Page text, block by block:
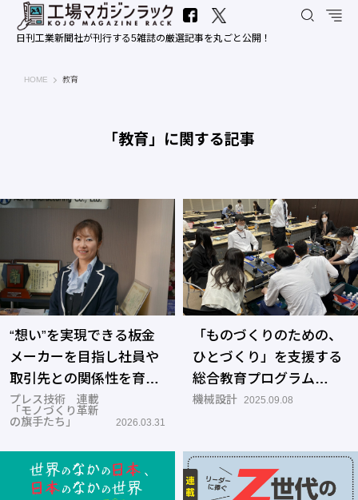
日刊工業新聞社が刊行する5雑誌の厳選記事を丸ごと公開！
HOME 工場マガジンラック｜日刊工業新聞社
教育
「教育」に関する記事
“想い”を実現できる板金
メーカーを目指し社員や
取引先との関係性を育む
―葵製作所
プレス技術 連載
「モノづくり革新
の旗手たち」
2026.03.31
「ものづくりのための、
ひとづくり」を支援する
総合教育プログラム
「CAE ユニバーシティ」
機械設計 2025.09.08